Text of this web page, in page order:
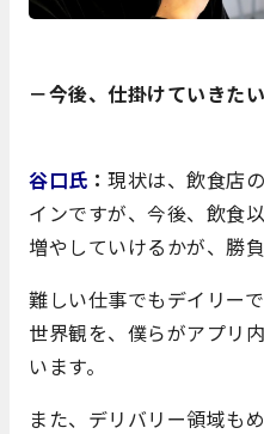
－今後、仕掛けていきた
谷口氏 ： 現状は、飲食店
インですが、今後、飲食
増やしていけるかが、勝
難しい仕事でもデイリー
世界観を、僕らがアプリ
います。
また、デリバリー領域も